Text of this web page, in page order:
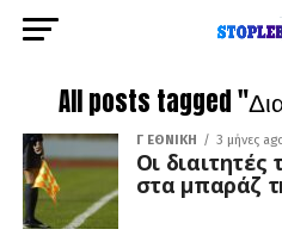
All posts tagged
Γ ΕΘΝΙΚΉ 3 μήνες
Οι διαιτητές
στα μπαράζ